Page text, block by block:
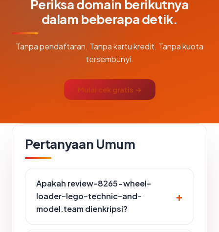
Periksa domain berikutnya
dalam beberapa detik.
Tanpa pendaftaran. Tanpa kartu kredit. Tanpa kuota
tersembunyi.
Mulai cek gratis →
Pertanyaan Umum
Apakah review-8265-wheel-
loader-lego-technic-and-
model.team dienkripsi?